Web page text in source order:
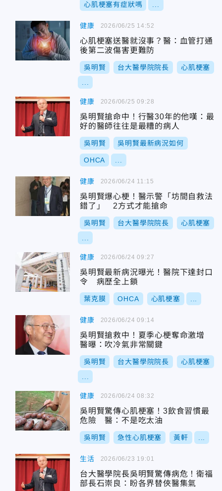
心肌梗塞有症狀嗎
健康
心肌梗塞送醫就沒事？醫：血管打通
後第二波傷害更難防
吳明賢 台大醫學院院長 心肌梗塞
2026/06/25 14:52
健康
吳明賢搶命中！行醫30年的他嘆：最
好的醫師往往是最糟的病人
吳明賢 吳明賢最新病況如何
OHCA
2026/06/25 09:28
健康
吳明賢爆心梗！醫示警「坊間自救法
錯了」 2方式才能搶命
吳明賢 台大醫學院院長 心肌梗塞
2026/06/24 11:15
健康
吳明賢最新病況曝光！醫院下達封口
令 病歷全上鎖
葉克膜 OHCA 心肌梗塞
2026/06/24 09:27
健康
吳明賢搶救中！夏季心梗奪命激增
醫曝：吹冷氣非常關鍵
吳明賢 台大醫學院院長 心肌梗塞
2026/06/24 09:14
健康
吳明賢驚傳心肌梗塞！3飲食習慣最
危險 醫：不是吃太油
吳明賢 急性心肌梗塞 黃軒
2026/06/24 08:32
生活
台大醫學院長吳明賢驚傳病危！衛福
部長石崇良：盼各界替俠醫集氣
2026/06/23 19:01